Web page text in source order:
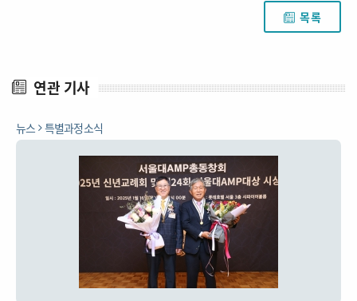
목록
연관 기사
뉴스 특별과정소식